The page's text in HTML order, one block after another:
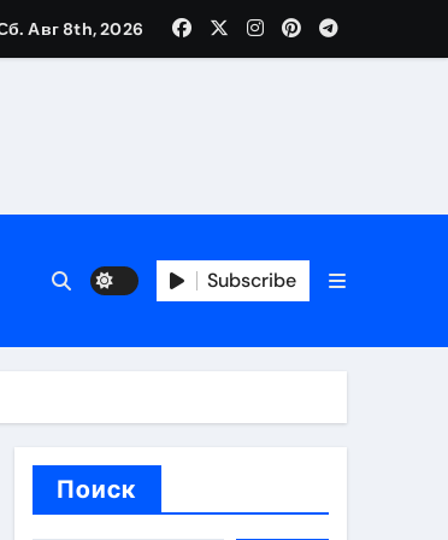
криптовалюте
Авг 8th, 2026
Subscribe
Поиск